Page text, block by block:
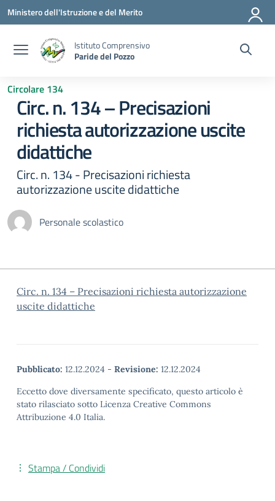
Vai ai contenuti
Vai al menu di navigazione
Vai al footer
Ministero dell'Istruzione e del Merito
Istituto Comprensivo
Paride del Pozzo
Circolare 134
Circ. n. 134 – Precisazioni
richiesta autorizzazione uscite
didattiche
Circ. n. 134 - Precisazioni richiesta
autorizzazione uscite didattiche
Personale scolastico
Circ. n. 134 – Precisazioni richiesta autorizzazione
uscite didattiche
Pubblicato: 12.12.2024 - Revisione: 12.12.2024
Eccetto dove diversamente specificato, questo articolo è
stato rilasciato sotto Licenza Creative Commons
Attribuzione 4.0 Italia.
Stampa / Condividi